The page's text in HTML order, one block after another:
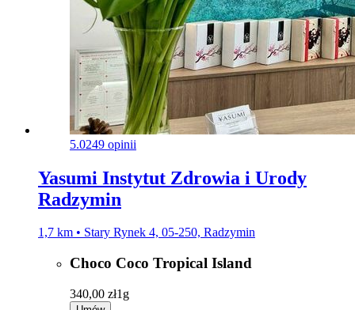
5.0249 opinii
Yasumi Instytut Zdrowia i Urody
Radzymin
1,7 km • Stary Rynek 4, 05-250, Radzymin
Choco Coco Tropical Island
340,00 zł1g